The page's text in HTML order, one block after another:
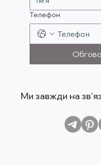
Телефон
Ми завжди на